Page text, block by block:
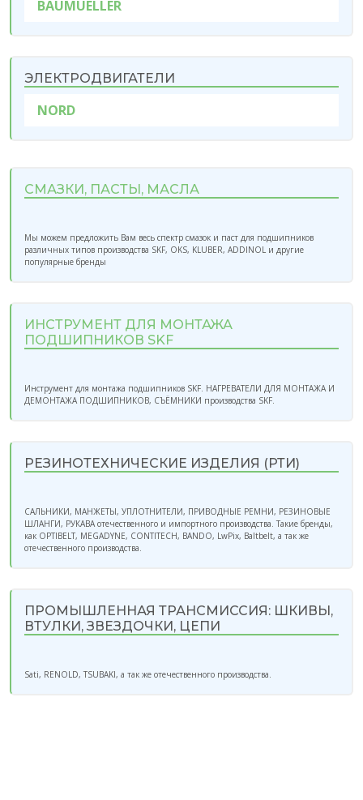
BAUMUELLER
ЭЛЕКТРОДВИГАТЕЛИ
NORD
СМАЗКИ, ПАСТЫ, МАСЛА
Мы можем предложить Вам весь спектр смазок и паст для подшипников
различных типов производства SKF, OKS, KLUBER, ADDINOL и другие
популярные бренды
ИНСТРУМЕНТ ДЛЯ МОНТАЖА
ПОДШИПНИКОВ SKF
Инструмент для монтажа подшипников SKF. НАГРЕВАТЕЛИ ДЛЯ МОНТАЖА И
ДЕМОНТАЖА ПОДШИПНИКОВ, СЪЁМНИКИ производства SKF.
РЕЗИНОТЕХНИЧЕСКИЕ ИЗДЕЛИЯ (РТИ)
САЛЬНИКИ, МАНЖЕТЫ, УПЛОТНИТЕЛИ, ПРИВОДНЫЕ РЕМНИ, РЕЗИНОВЫЕ
ШЛАНГИ, РУКАВА отечественного и импортного производства. Такие бренды,
как OPTIBELT, MEGADYNE, CONTITECH, BANDO, LwPix, Baltbelt, а так же
отечественного производства.
ПРОМЫШЛЕННАЯ ТРАНСМИССИЯ: ШКИВЫ,
ВТУЛКИ, ЗВЕЗДОЧКИ, ЦЕПИ
Sati, RENOLD, TSUBAKI, а так же отечественного производства.